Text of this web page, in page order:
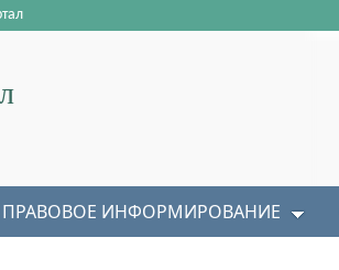
ПРАВОВОЕ ИНФОРМИРОВАНИЕ